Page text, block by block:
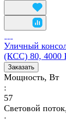
Уличный
(КСС) 80, 4000
Заказать
Мощность, Вт
:
57
Световой